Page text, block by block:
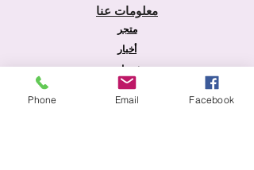
معلومات عنا
متجر
أخبار
خدمات
الصفحة الرئيسية
Phone Email Facebook